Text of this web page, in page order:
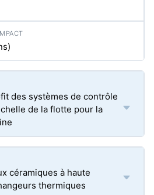
des systèmes de contrôle
de la flotte pour la
céramiques à haute
thermiques